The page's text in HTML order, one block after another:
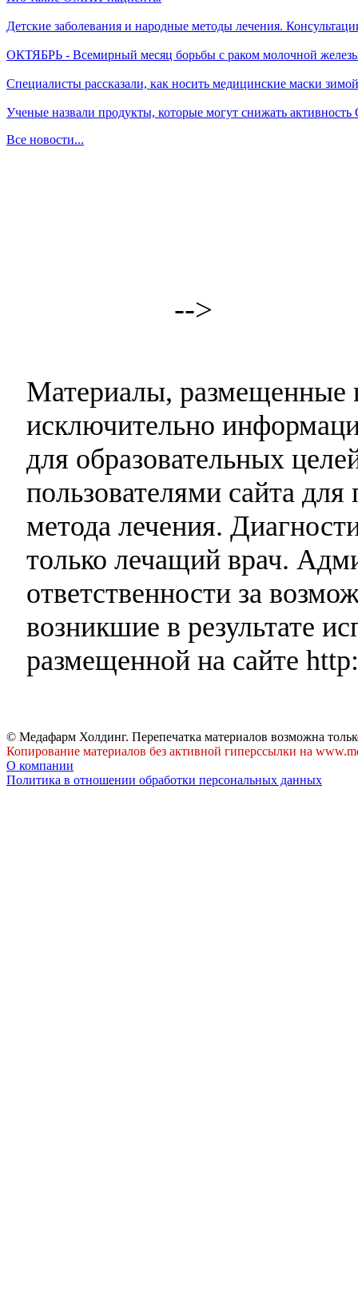
Детские заболевания и народные методы лечения.
ОКТЯБРЬ - Всемирный месяц борьбы с раком молочной
Специалисты рассказали, как носить медицинские маски зимой
Ученые назвали продукты, которые могут снижать
Все новости...
-->
Материалы, размещенные
исключительно
для образовательных
пользователями сайта
метода лечения.
только лечащий врач.
ответственности за
возникшие в результате
размещенной на сайте
© Медафарм Холдинг. Перепечатка материалов возможна
Копирование материалов без активной гиперссылки на
О компании
Политика в отношении обработки персональных данных